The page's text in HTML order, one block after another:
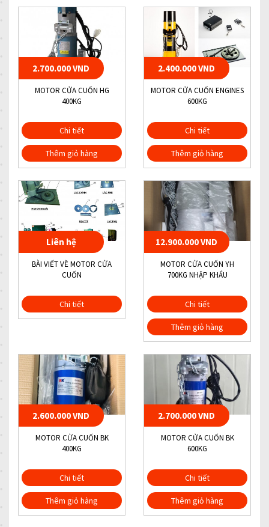
2.700.000 VND
MOTOR CỬA CUỐN HG
400KG
Chi tiết
Thêm giỏ hàng
2.400.000 VND
MOTOR CỬA CUỐN ENGINES
600KG
Chi tiết
Thêm giỏ hàng
Liên hệ
BÀI VIẾT VỀ MOTOR CỬA
CUỐN
Chi tiết
12.900.000 VND
MOTOR CỬA CUỐN YH
700KG NHẬP KHẨU
Chi tiết
Thêm giỏ hàng
2.600.000 VND
MOTOR CỬA CUỐN BK
400KG
Chi tiết
Thêm giỏ hàng
2.700.000 VND
MOTOR CỬA CUỐN BK
600KG
Chi tiết
Thêm giỏ hàng